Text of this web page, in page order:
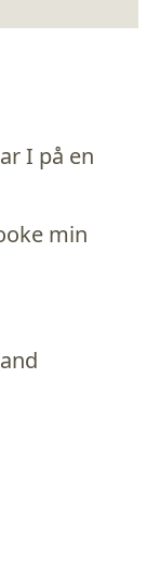
I på en
min